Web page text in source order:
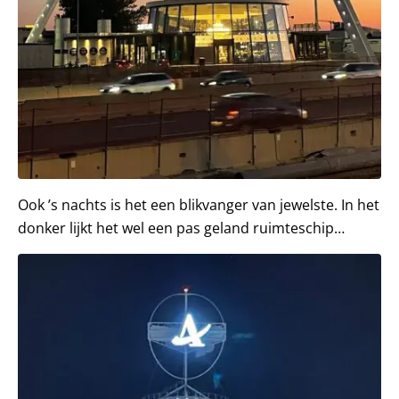
Ook ’s nachts is het een blikvanger van jewelste. In het
donker lijkt het wel een pas geland ruimteschip…